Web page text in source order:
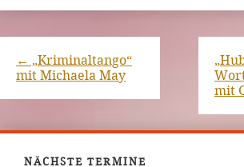
← „Kriminaltango“
mit Michaela May
mit
NÄCHSTE TERMINE